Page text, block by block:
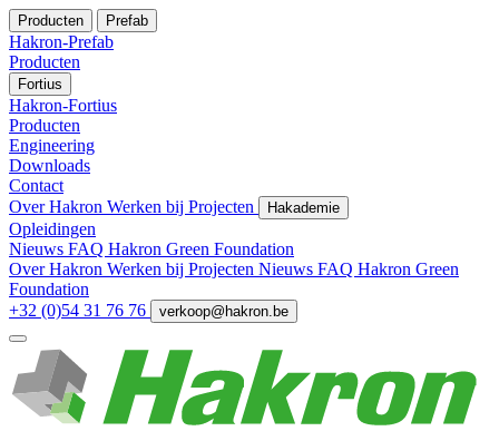
Producten Prefab
Hakron-Prefab
Producten
Fortius
Hakron-Fortius
Producten
Engineering
Downloads
Contact
Over Hakron Werken bij Projecten Hakademie
Opleidingen
Nieuws FAQ Hakron Green Foundation
Over Hakron Werken bij Projecten Nieuws FAQ Hakron Green
Foundation
+32 (0)54 31 76 76
verkoop@hakron.be